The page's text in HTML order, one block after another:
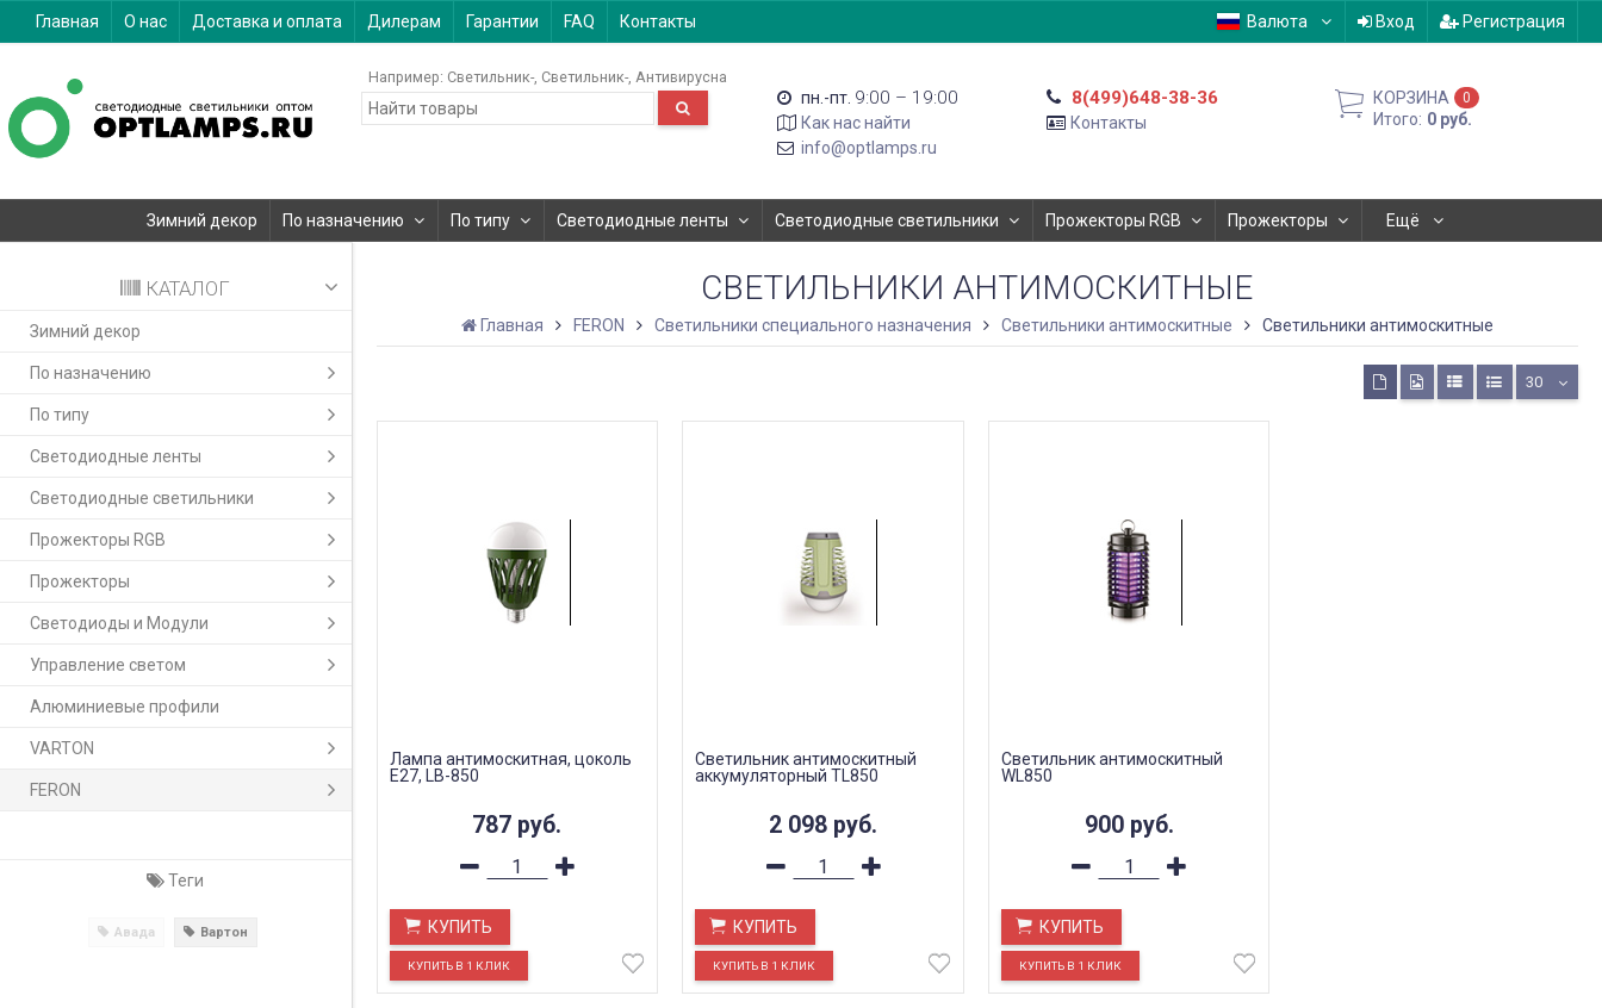
Главная О нас Доставка и оплата Дилерам Гарантии FAQ Контакты Валюта Вход Регистрация
Например: Светильник- Светильник- Антивирусна
пн.-пт. 9:00 – 19:00
Как нас найти
info@optlamps.ru
8(499)648-38-36
Контакты
КОРЗИНА 0
Итого: 0 руб.
Зимний декор По назначению По типу Светодиодные ленты Светодиодные светильники Прожекторы RGB Прожекторы Ещё
КАТАЛОГ
Зимний декор
По назначению
По типу
Светодиодные ленты
Светодиодные светильники
Прожекторы RGB
Прожекторы
Светодиоды и Модули
Управление светом
Алюминиевые профили
VARTON
FERON
Теги
Авада Вартон
СВЕТИЛЬНИКИ АНТИМОСКИТНЫЕ
Главная FERON Светильники специального назначения Светильники антимоскитные Светильники антимоскитные
30
Лампа антимоскитная, цоколь
Е27, LB-850
787 руб.
КУПИТЬ
Светильник антимоскитный
аккумуляторный TL850
2 098 руб.
КУПИТЬ
Светильник антимоскитный
WL850
900 руб.
КУПИТЬ